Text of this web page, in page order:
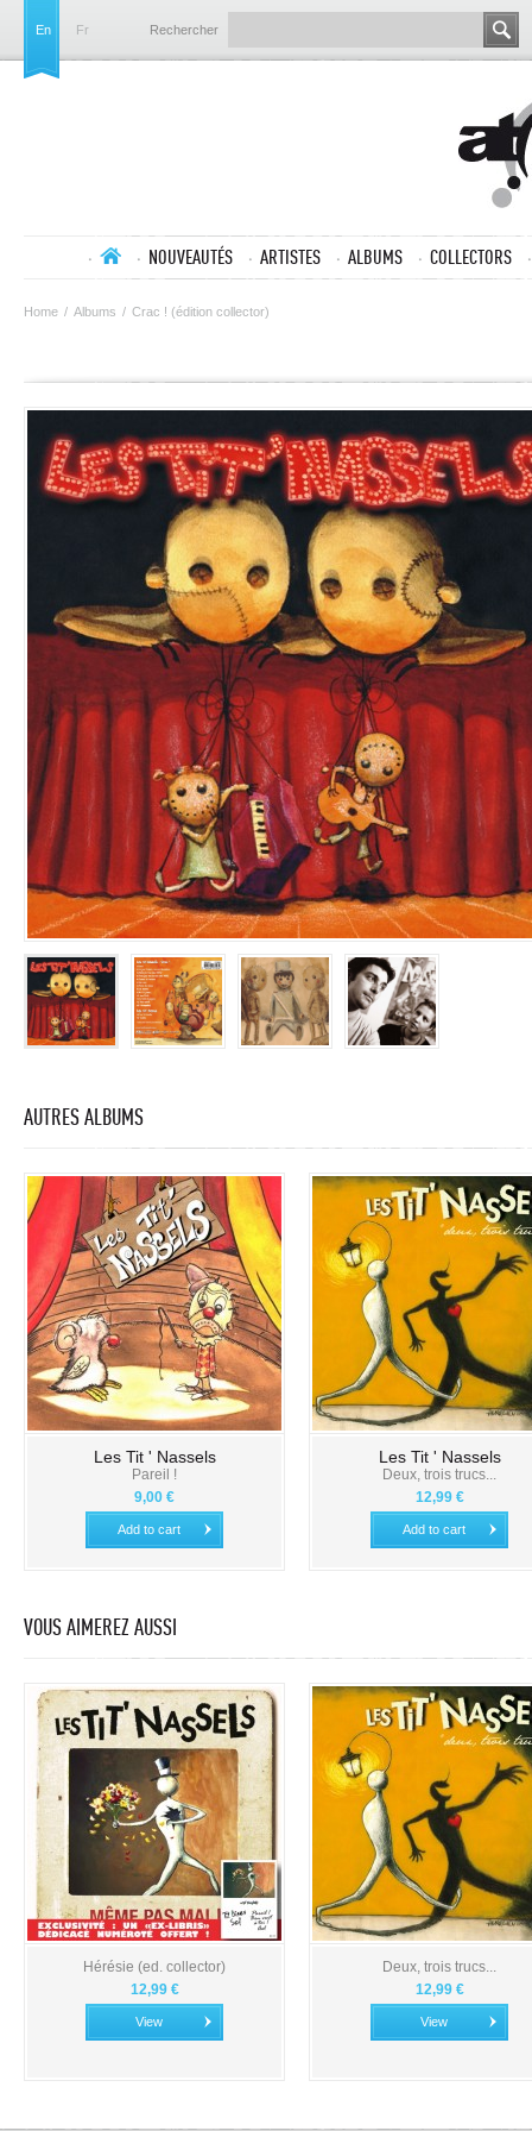
En Fr Rechercher
NOUVEAUTÉS ARTISTES ALBUMS COLLECTORS
Home / Albums / Crac ! (édition collector)
AUTRES ALBUMS
Les Tit ' Nassels
Pareil !
9,00 €
Add to cart
Les Tit ' Nassels
Deux, trois trucs...
12,99 €
Add to cart
VOUS AIMEREZ AUSSI
Hérésie (ed. collector)
12,99 €
View
Deux, trois trucs...
12,99 €
View